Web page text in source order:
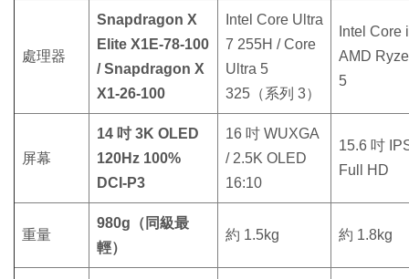
處理器
Snapdragon X
Elite X1E-78-100
/ Snapdragon X
X1-26-100
Intel Core Ultra
7 255H / Core
Ultra 5
325（系列 3）
Intel Core
AMD
5
屏幕
14 吋 3K OLED
120Hz 100%
DCI-P3
16 吋 WUXGA
/ 2.5K OLED
16:10
15.6 吋
Full HD
重量
980g（同級最
輕）
約 1.5kg 約 1.8kg